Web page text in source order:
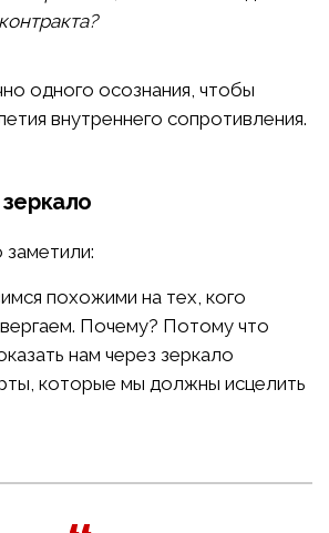
одного осознания, чтобы
внутреннего сопротивления.
похожими на тех, кого
Почему? Потому что
нам через зеркало
которые мы должны исцелить